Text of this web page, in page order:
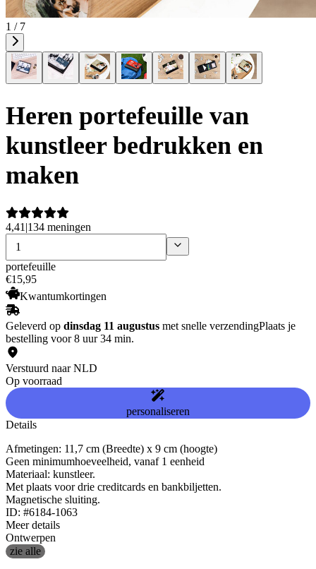
1 / 7
Heren portefeuille van
kunstleer bedrukken en
maken
4,41 |134 meningen
portefeuille
€15,95
Kwantumkortingen
Geleverd op dinsdag 11 augustus met snelle verzendingPlaats je
bestelling voor 8 uur 34 min.
Verstuurd naar NLD
Op voorraad
personaliseren
Details
Afmetingen: 11,7 cm (Breedte) x 9 cm (hoogte)
Geen minimumhoeveelheid, vanaf 1 eenheid
Materiaal: kunstleer.
Met plaats voor drie creditcards en bankbiljetten.
Magnetische sluiting.
ID: #6184-1063
Meer details
Ontwerpen
zie alle